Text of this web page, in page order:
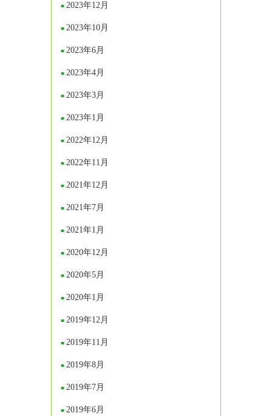
2023年12月
2023年10月
2023年6月
2023年4月
2023年3月
2023年1月
2022年12月
2022年11月
2021年12月
2021年7月
2021年1月
2020年12月
2020年5月
2020年1月
2019年12月
2019年11月
2019年8月
2019年7月
2019年6月